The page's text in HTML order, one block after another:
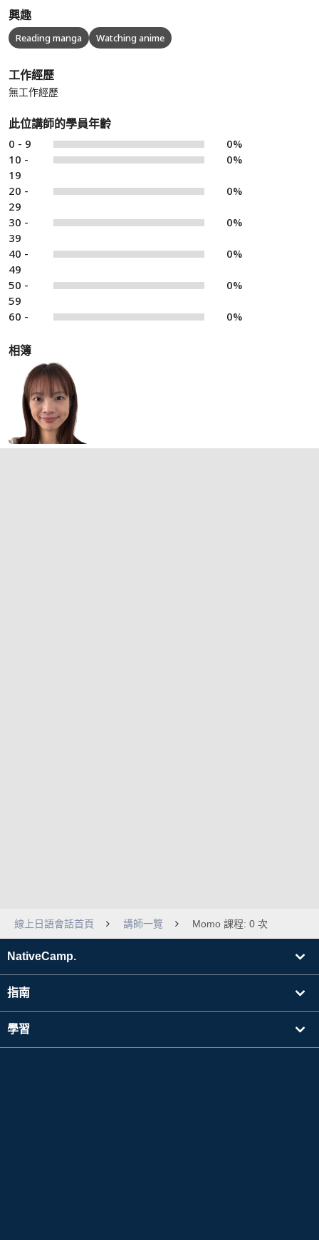
興趣
Reading manga Watching anime
工作經歷
無工作經歷
此位講師的學員年齡
0 - 9
0%
10 -
19
0%
20 -
29
0%
30 -
39
0%
40 -
49
0%
50 -
59
0%
60 - 0%
相簿
線上日語會話首頁 講師一覽 Momo 課程: 0 次
NativeCamp.
指南
學習